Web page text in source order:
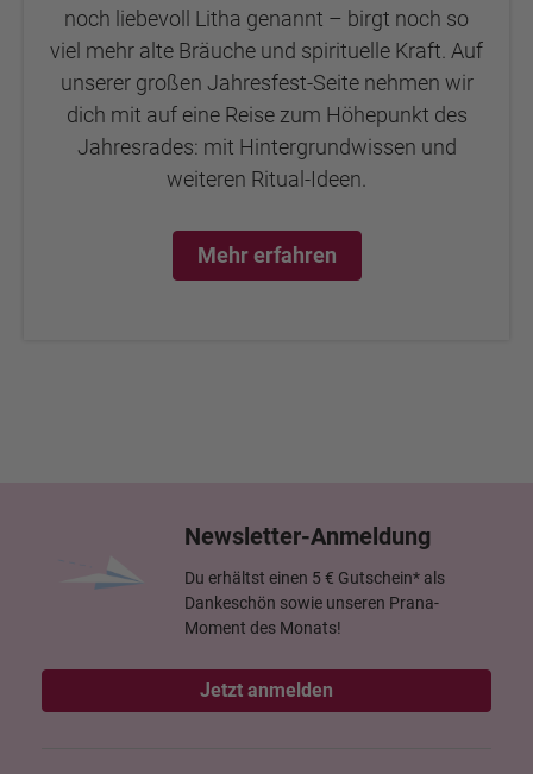
noch liebevoll Litha genannt – birgt noch so
viel mehr alte Bräuche und spirituelle Kraft. Auf
unserer großen Jahresfest-Seite nehmen wir
dich mit auf eine Reise zum Höhepunkt des
Jahresrades: mit Hintergrundwissen und
weiteren Ritual-Ideen.
Mehr erfahren
Newsletter-Anmeldung
Du erhältst einen 5 € Gutschein* als
Dankeschön sowie unseren Prana-
Moment des Monats!
Jetzt anmelden